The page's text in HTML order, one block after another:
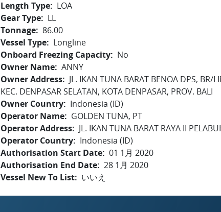
Length Type
LOA
Gear Type
LL
Tonnage 86.00
Vessel Type
Longline
Onboard Freezing Capacity
No
Owner Name ANNY
Owner Address
JL. IKAN TUNA BARAT BENOA DPS, BR/
KEC. DENPASAR SELATAN, KOTA DENPASAR, PROV. BALI
Owner Country
Indonesia (ID)
Operator Name
GOLDEN TUNA, PT
Operator Address
JL. IKAN TUNA BARAT RAYA II
Operator Country
Indonesia (ID)
Authorisation Start Date 01 1月 2020
Authorisation End Date 28 1月 2020
Vessel New To List
いいえ